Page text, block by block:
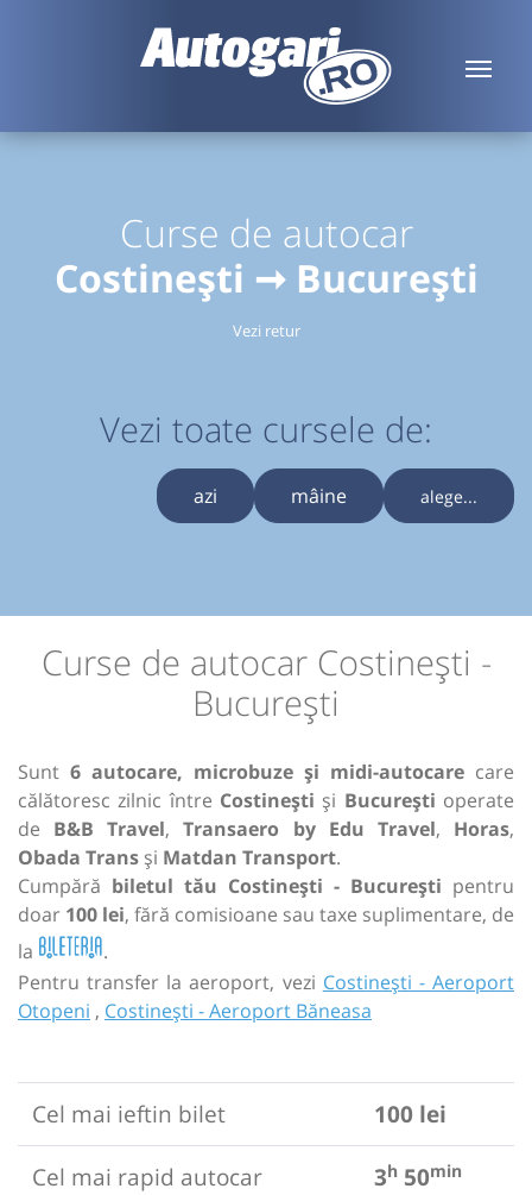
Curse de autocar
Costinești ➞ București
Vezi retur
Vezi toate cursele de:
azi mâine alege...
Curse de autocar Costinești -
București
Sunt 6 autocare, microbuze și midi-autocare care
călătoresc zilnic între Costinești și București operate
de B&B Travel,Transaero by Edu Travel, Horas,
Obada Trans și Matdan Transport.
Cumpără biletul tău Costinești - București pentru
doar 100 lei, fără comisioane sau taxe suplimentare, de
la
.
Pentru transfer la aeroport, vezi Costinești - Aeroport
Otopeni , Costinești - Aeroport Băneasa
Cel mai ieftin bilet
100 lei
Cel mai rapid autocar
3h 50min